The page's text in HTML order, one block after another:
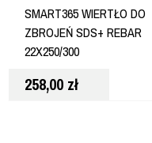
SMART365 WIERTŁO DO
ZBROJEŃ SDS+ REBAR
22X250/300
258,00 zł